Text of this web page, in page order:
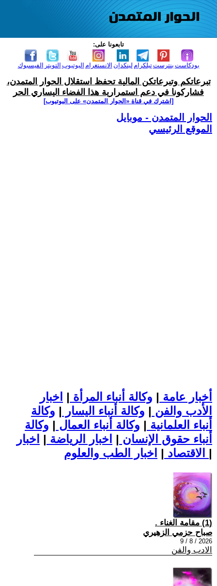
تابعونا على:
الفيسبوك التويتر اليوتيوب الانستغرام لينكدإن تيلكرامبنترست بودكاست
تبرعاتكم وتبرعاتكن المالية تحفظ استقلال الحوار المتمدن،
فشاركونا في دعم استمرارية هذا الفضاء اليساري الحر
[اشترك في قناة ‫«الحوار المتمدن» على اليوتيوب]
الحوار المتمدن - موبايل
الموقع الرئيسي
أخبار عامة | وكالة أنباء المرأة | اخبار
الأدب والفن | وكالة أنباء اليسار | وكالة
أنباء العلمانية | وكالة أنباء العمال | وكالة
أنباء حقوق الإنسان | اخبار الرياضة | اخبار
الاقتصاد | |
(1) مقامة الغناء .
صباح حزمي الزهيري
2026 / 8 / 9
الادب والفن